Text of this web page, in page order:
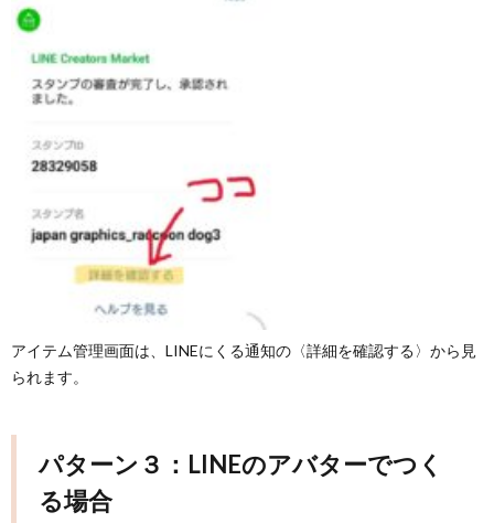
アイテム管理画面は、LINEにくる通知の〈詳細を確認する〉から見
られます。
パターン３：LINEのアバターでつく
る場合